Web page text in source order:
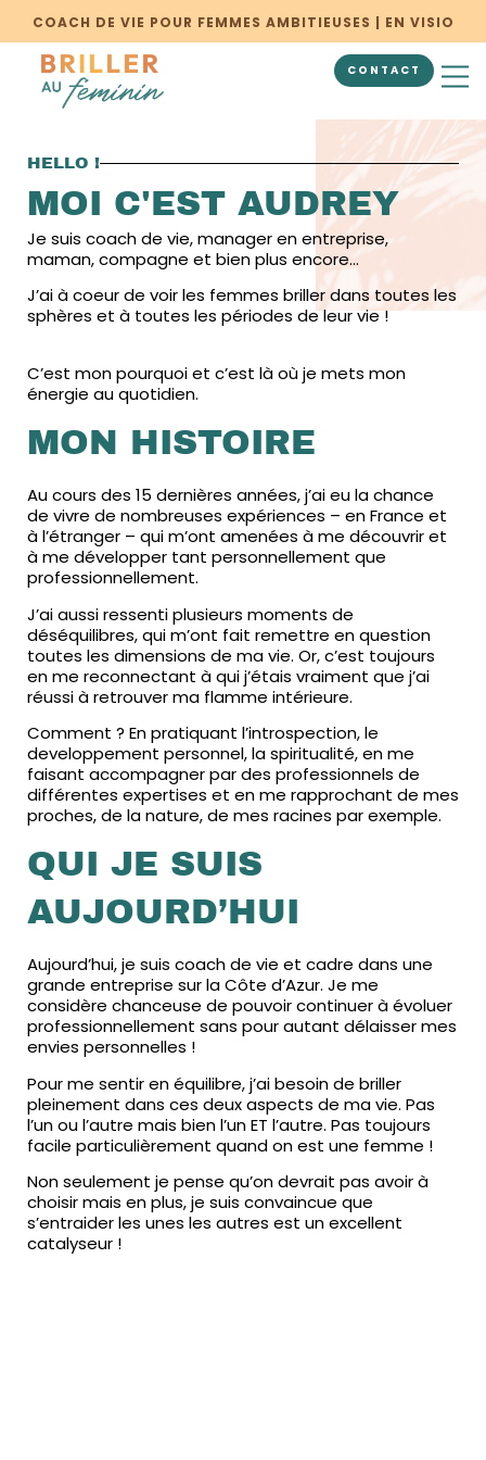
COACH DE VIE POUR FEMMES AMBITIEUSES | EN VISIO
CONTACT
HELLO !
MOI C'EST AUDREY
Je suis coach de vie, manager en entreprise,
maman, compagne et bien plus encore…
J’ai à coeur de voir les femmes briller dans toutes les
sphères et à toutes les périodes de leur vie !
C’est mon pourquoi et c’est là où je mets mon
énergie au quotidien.
MON HISTOIRE
Au cours des 15 dernières années, j’ai eu la chance
de vivre de nombreuses expériences – en France et
à l’étranger – qui m’ont amenées à me découvrir et
à me développer tant personnellement que
professionnellement.
J’ai aussi ressenti plusieurs moments de
déséquilibres, qui m’ont fait remettre en question
toutes les dimensions de ma vie. Or, c’est toujours
en me reconnectant à qui j’étais vraiment que j’ai
réussi à retrouver ma flamme intérieure.
Comment ? En pratiquant l’introspection, le
developpement personnel, la spiritualité, en me
faisant accompagner par des professionnels de
différentes expertises et en me rapprochant de mes
proches, de la nature, de mes racines par exemple.
QUI JE SUIS
AUJOURD’HUI
Aujourd’hui, je suis coach de vie et cadre dans une
grande entreprise sur la Côte d’Azur. Je me
considère chanceuse de pouvoir continuer à évoluer
professionnellement sans pour autant délaisser mes
envies personnelles !
Pour me sentir en équilibre, j’ai besoin de briller
pleinement dans ces deux aspects de ma vie. Pas
l’un ou l’autre mais bien l’un ET l’autre. Pas toujours
facile particulièrement quand on est une femme !
Non seulement je pense qu’on devrait pas avoir à
choisir mais en plus, je suis convaincue que
s’entraider les unes les autres est un excellent
catalyseur !